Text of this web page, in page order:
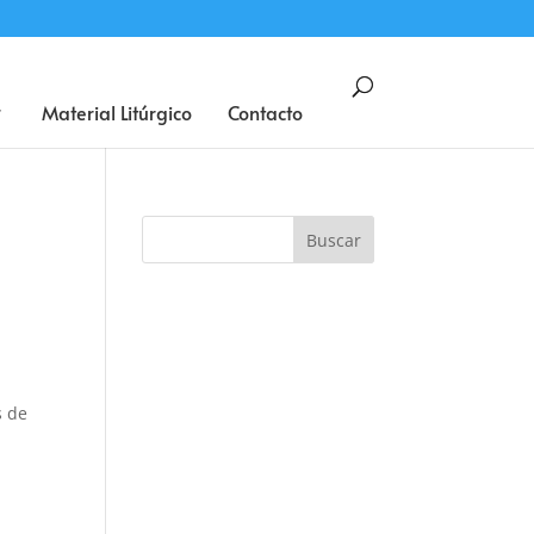
Material Litúrgico Contacto
de